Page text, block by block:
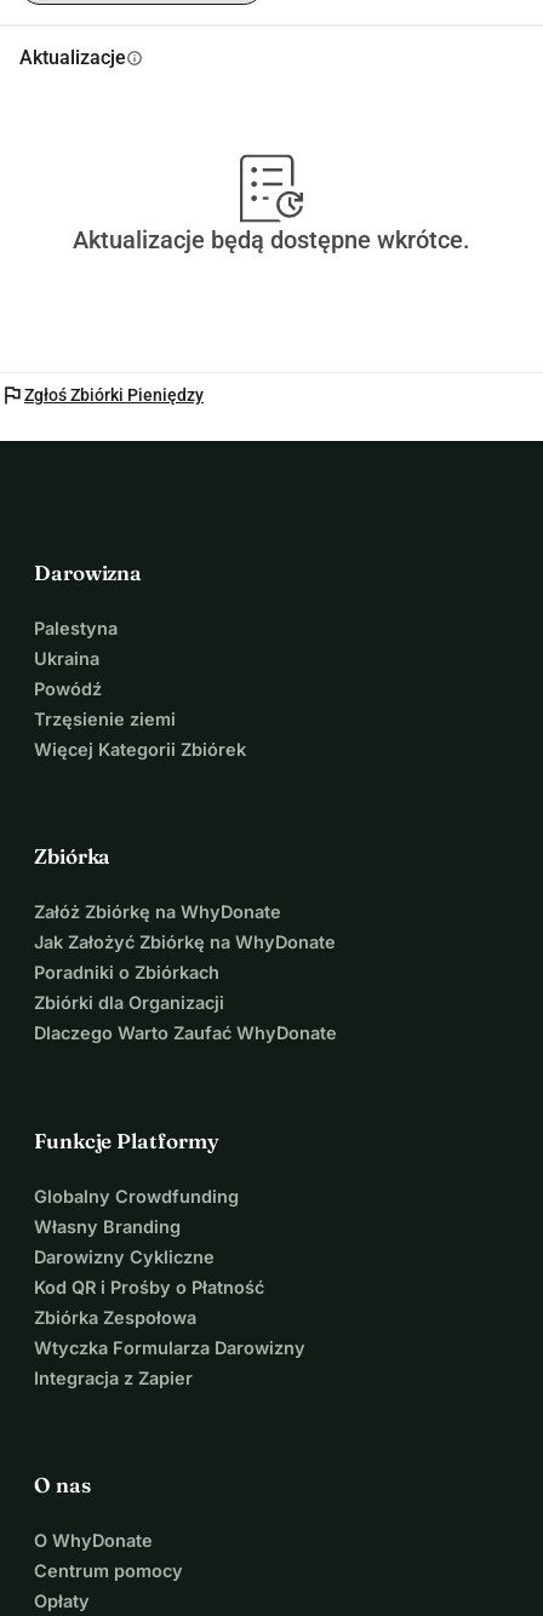
Aktualizacjeinfo
Aktualizacje będą dostępne wkrótce.
flagZgłoś Zbiórki Pieniędzy
Darowizna
Palestyna
Ukraina
Powódź
Trzęsienie ziemi
Więcej Kategorii Zbiórek
Zbiórka
Załóż Zbiórkę na WhyDonate
Jak Założyć Zbiórkę na WhyDonate
Poradniki o Zbiórkach
Zbiórki dla Organizacji
Dlaczego Warto Zaufać WhyDonate
Funkcje Platformy
Globalny Crowdfunding
Własny Branding
Darowizny Cykliczne
Kod QR i Prośby o Płatność
Zbiórka Zespołowa
Wtyczka Formularza Darowizny
Integracja z Zapier
O nas
O WhyDonate
Centrum pomocy
Opłaty